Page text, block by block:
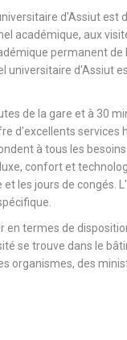
d'Assiut est
académique, aux
permanent de
universitaire d'Assiut
de la gare et à 30
d'excellents services
à tous les
confort et
les jours de congés.
en termes de
se trouve dans le
organismes, des